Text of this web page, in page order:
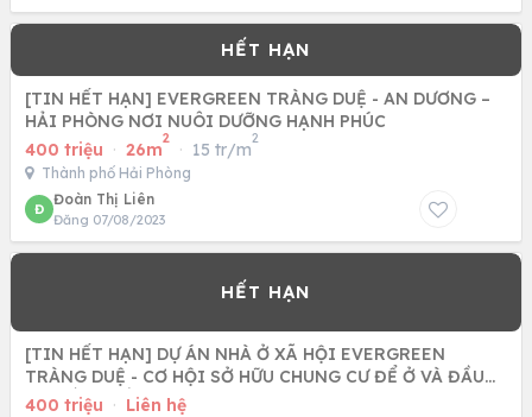
[TIN HẾT HẠN] EVERGREEN TRÀNG DUỆ - AN DƯƠNG –
HẢI PHÒNG NƠI NUÔI DƯỠNG HẠNH PHÚC
400 triệu · 26m
2
· 15 tr/m
2
Thành phố Hải Phòng
Đ
Đoàn Thị Liên
Đăng 07/08/2023
[TIN HẾT HẠN] DỰ ÁN NHÀ Ở XÃ HỘI EVERGREEN
TRÀNG DUỆ - CƠ HỘI SỞ HỮU CHUNG CƯ ĐỂ Ở VÀ ĐẦU
TƯ TỐT NHẤT HẢI PHÒNG
400 triệu · Liên hệ